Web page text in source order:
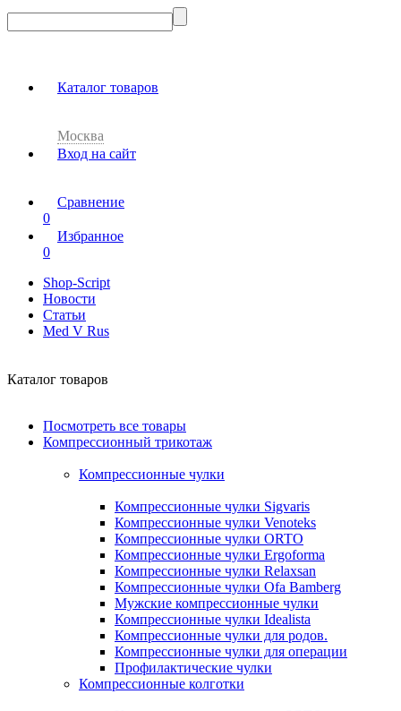
Каталог товаров
Москва
Вход на сайт
Сравнение
0
Избранное
0
Shop-Script
Новости
Статьи
Med V Rus
Каталог товаров
Посмотреть все товары
Компрессионный трикотаж
Компрессионные чулки
Компрессионные чулки Sigvaris
Компрессионные чулки Venoteks
Компрессионные чулки ORTO
Компрессионные чулки Ergoforma
Компрессионные чулки Relaxsan
Компрессионные чулки Ofa Bamberg
Мужские компрессионные чулки
Компрессионные чулки Idealista
Компрессионные чулки для родов.
Компрессионные чулки для операции
Профилактические чулки
Компрессионные колготки